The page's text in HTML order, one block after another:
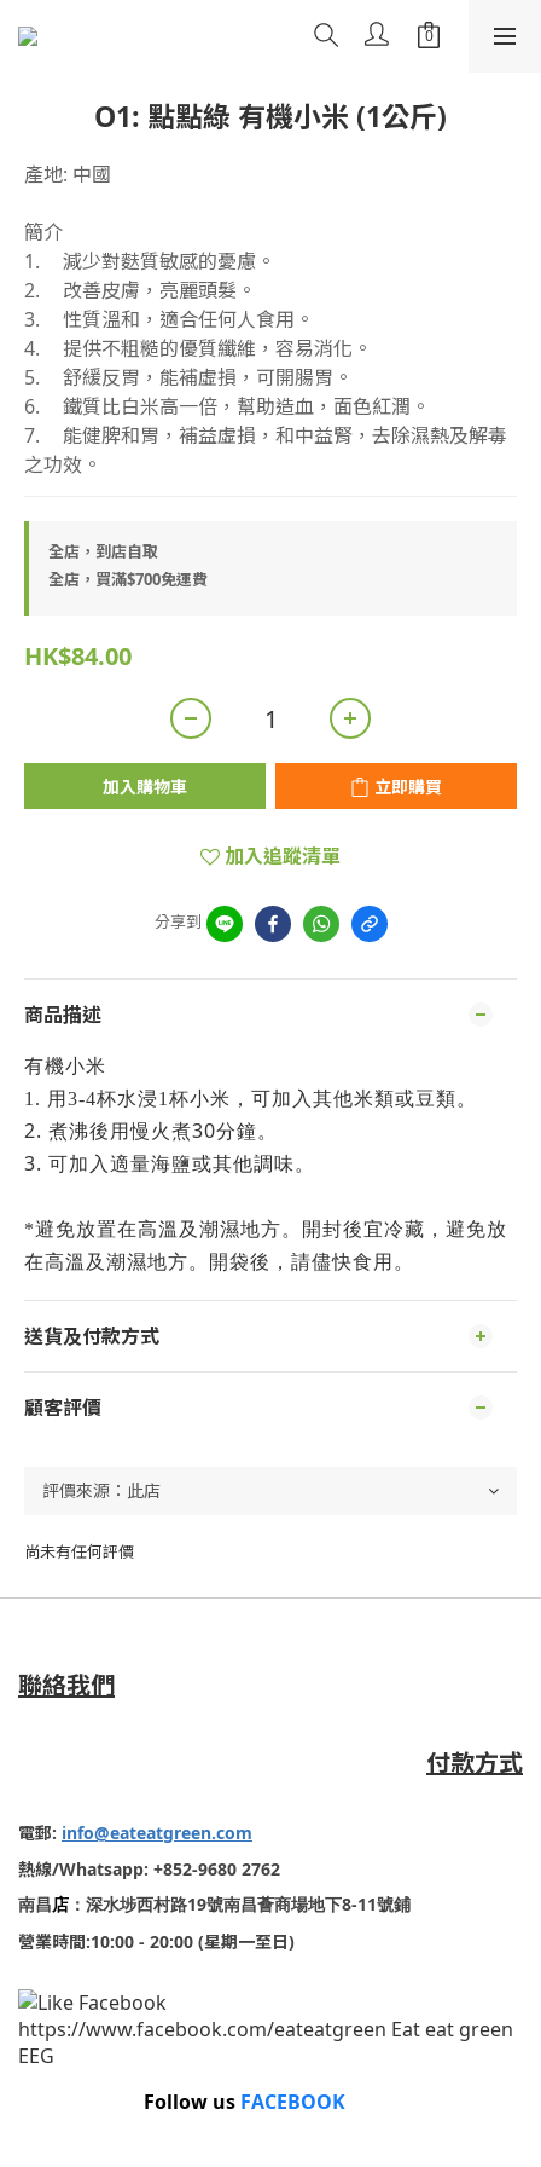
O1: 點點綠 有機小米 (1公斤)
產地: 中國
簡介
1.	減少對麩質敏感的憂慮。
2.	改善皮膚，亮麗頭髮。
3.	性質溫和，適合任何人食用。
4.	提供不粗糙的優質纖維，容易消化。
5.	舒緩反胃，能補虛損，可開腸胃。
6.	鐵質比白米高一倍，幫助造血，面色紅潤。
7.	能健脾和胃，補益虛損，和中益腎，去除濕熱及解毒
之功效。
全店，到店自取
全店，買滿$700免運費
HK$84.00
加入購物車 立即購買
加入追蹤清單
分享到
商品描述
有機小米
1. 用 3-4杯水浸1 杯小米，可加入其他米類或豆類。
2. 煮沸後用慢火煮30分鐘。
3. 可加入適量海鹽或其他調味。
*避免放置在高溫及潮濕地方。開封後宜冷藏，避免放
在高溫及潮濕地方。開袋後，請儘快食用。
送貨及付款方式
顧客評價
尚未有任何評價
聯絡我們
付款方式
電郵: info@eateatgreen.com
熱線/Whatsapp: +852-9680 2762
南昌店 ：深水埗西村路19號南昌薈商場地下8-11號鋪
營業時間:10:00 - 20:00 (星期一至日)
Follow us FACEBOOK